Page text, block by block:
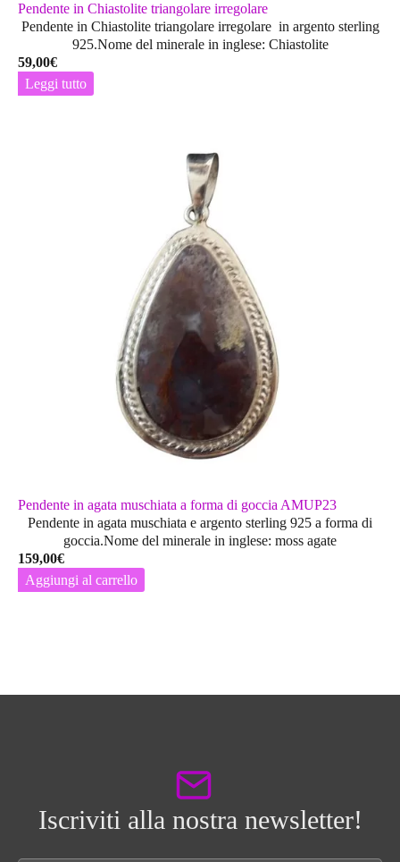
Pendente in Chiastolite triangolare irregolare
Pendente in Chiastolite triangolare irregolare in argento sterling
925.Nome del minerale in inglese: Chiastolite
59,00€
Leggi tutto
Pendente in agata muschiata a forma di goccia AMUP23
Pendente in agata muschiata e argento sterling 925 a forma di
goccia.Nome del minerale in inglese: moss agate
159,00€
Aggiungi al carrello
Iscriviti alla nostra newsletter!